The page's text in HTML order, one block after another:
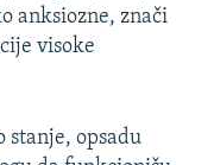
anksiozne, znači
visoke
stanje, opsadu